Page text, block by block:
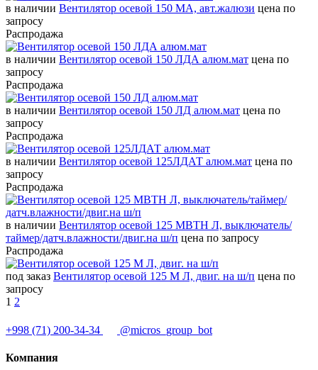
в наличии Вентилятор осевой 150 МА, авт.жалюзи цена по
запросу
Распродажа
в наличии Вентилятор осевой 150 ЛДА алюм.мат цена по
запросу
Распродажа
в наличии Вентилятор осевой 150 ЛД алюм.мат цена по
запросу
Распродажа
в наличии Вентилятор осевой 125ЛДАТ алюм.мат цена по
запросу
Распродажа
в наличии Вентилятор осевой 125 МВТН Л, выключатель/
таймер/датч.влажности/двиг.на ш/п цена по запросу
Распродажа
под заказ Вентилятор осевой 125 М Л, двиг. на ш/п цена по
запросу
1 2
+998 (71) 200-34-34 @micros_group_bot
Компания